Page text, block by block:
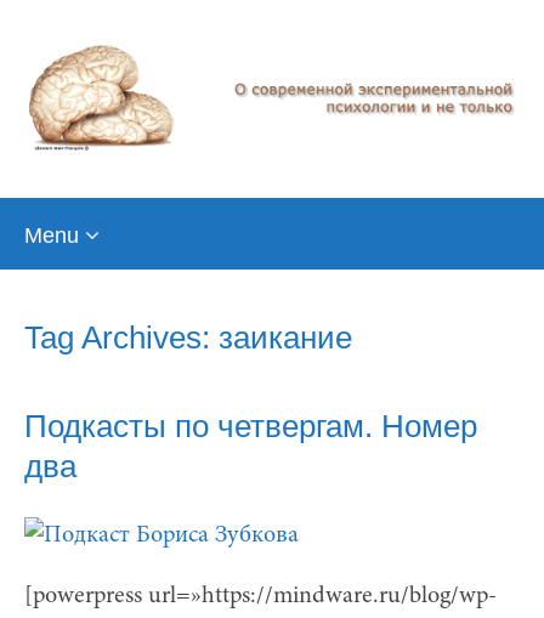
Menu
Tag Archives: заикание
Подкасты по четвергам. Номер
два
[powerpress url=»https://mindware.ru/blog/wp-